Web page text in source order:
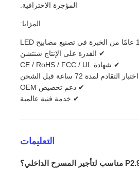
المؤجرة الاحترافية.
المزايا:
✔ القدرة على الإنتاج شنتشن
✔ شهادة CE / RoHS / FCC / UL
التقادم لمدة 72 ساعة قبل الشحن
✔ دعم تخصيص OEM
✔ خدمة فنية عالمية
التعليمات